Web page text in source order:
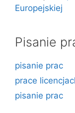
Europejskiej
Pisanie
pisanie prac
prace
pisanie prac